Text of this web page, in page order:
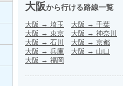
大阪から行ける路線一覧
大阪 → 埼玉 大阪 → 千葉
大阪 → 東京 大阪 → 神奈川
大阪 → 石川 大阪 → 京都
大阪 → 兵庫 大阪 → 山口
大阪 → 福岡